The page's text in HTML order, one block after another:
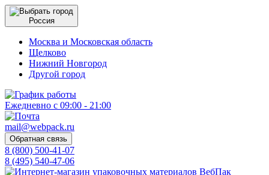
Россия
Москва и Московская область
Щелково
Нижний Новгород
Другой город
Ежедневно с 09:00 - 21:00
mail@webpack.ru
Обратная связь
8 (800) 500-41-07
8 (495) 540-47-06